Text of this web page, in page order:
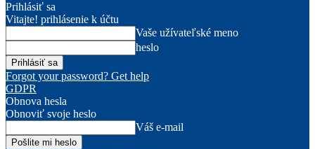
Prihlásiť sa
Vitajte! prihlásenie k účtu
Vaše užívateľské meno
heslo
Forgot your password? Get help
GDPR
Obnova hesla
Obnoviť svoje heslo
Váš e-mail